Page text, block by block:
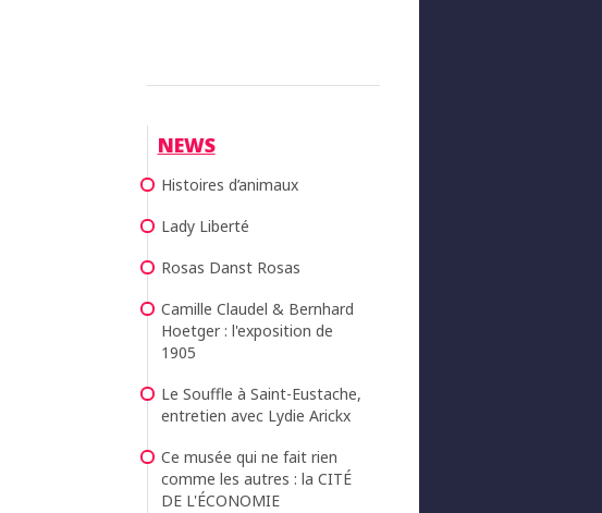
NEWS
Histoires d’animaux
Lady Liberté
Rosas Danst Rosas
Camille Claudel & Bernhard
Hoetger : l'exposition de
1905
Le Souffle à Saint-Eustache,
entretien avec Lydie Arickx
Ce musée qui ne fait rien
comme les autres : la CITÉ
DE L'ÉCONOMIE